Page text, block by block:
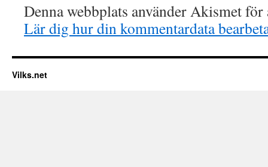
Denna webbplats använder Akismet
Lär dig hur din kommentardata
Vilks.net